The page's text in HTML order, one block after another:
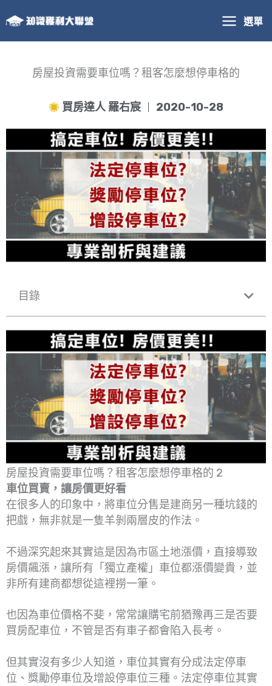
至
主
選單
房屋投資需要車位嗎？租客怎麼想停車格的
買房達人 羅右宸 2020-10-28
目錄
房屋投資需要車位嗎？租客怎麼想停車格的 2
車位買賣，讓房價更好看
在很多人的印象中，將車位分售是建商另一種坑錢的
把戲，無非就是一隻羊剝兩層皮的作法。
不過深究起來其實這是因為市區土地漲價，直接導致
房價飆漲，讓所有「獨立產權」車位都漲價變貴，並
非所有建商都想從這裡撈一筆。
也因為車位價格不斐，常常讓購宅前猶豫再三是否要
買房配車位，不管是否有車子都會陷入長考。
但其實沒有多少人知道，車位其實有分成法定停車
位、獎勵停車位及增設停車位三種。法定停車位其實